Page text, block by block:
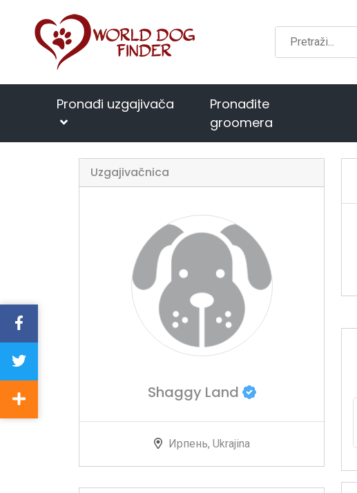
Pronađi uzgajivača
Pronađite
groomera
Uzgajivačnica
Shaggy Land
Ирпень, Ukrajina